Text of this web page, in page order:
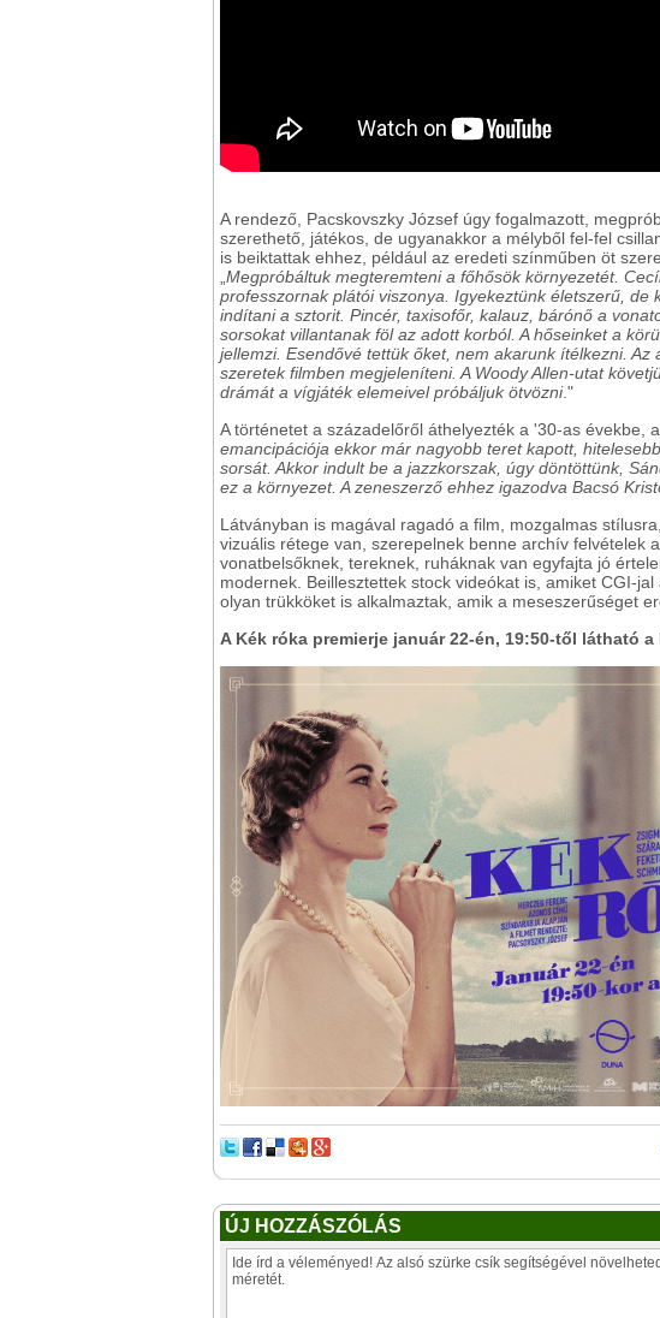
A rendező, Pacskovszky József úgy fogalmazott,
szerethető, játékos, de ugyanakkor a mélyből fel-fel
is beiktattak ehhez, például az eredeti színműben öt
Megpróbáltuk megteremteni a főhősök környezetét.
professzornak plátói viszonya. Igyekeztünk életszerű, de
indítani a sztorit. Pincér, taxisofőr, kalauz, bárónő a
sorsokat villantanak föl az adott korból. A hőseinket a
jellemzi. Esendővé tettük őket, nem akarunk ítélkezni.
szeretek filmben megjeleníteni. A Woody Allen-utat
drámát a vígjáték elemeivel próbáljuk ötvözni."
A történetet a századelőről áthelyezték a '30-as évekbe,
emancipációja ekkor már nagyobb teret kapott,
sorsát. Akkor indult be a jazzkorszak, úgy döntöttünk,
ez a környezet. A zeneszerző ehhez igazodva Bacsó
Látványban is magával ragadó a film, mozgalmas
vizuális rétege van, szerepelnek benne archív felvételek
vonatbelsőknek, tereknek, ruháknak van egyfajta jó
modernek. Beillesztettek stock videókat is, amiket CGI-
olyan trükköket is alkalmaztak, amik a meseszerűséget
A Kék róka premierje január 22-én, 19:50-től látható
ÚJ HOZZÁSZÓLÁS